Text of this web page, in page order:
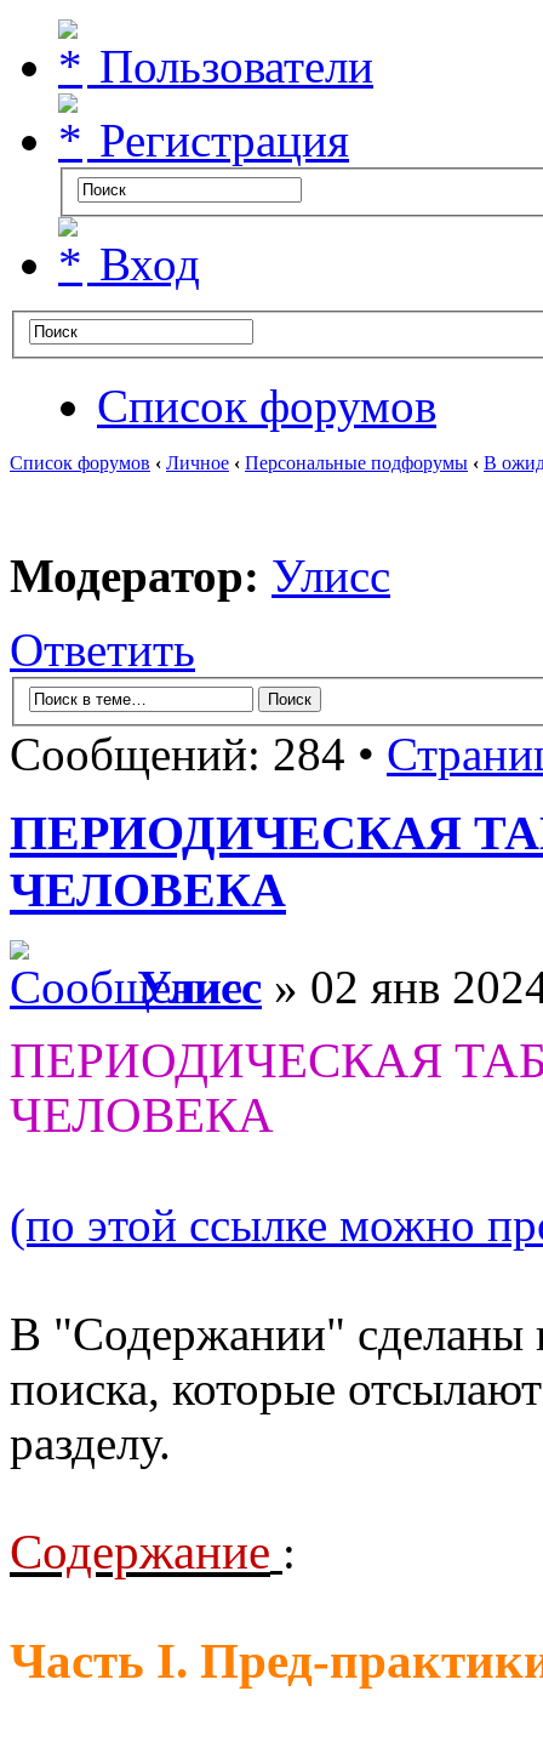
Пользователи
Регистрация
Вход
Список форумов
Список форумов ‹ Личное ‹ Персональные подфорумы ‹ В
Модератор: Улисс
Ответить
Сообщений: 284 •
ПЕРИОДИЧЕСКАЯ
ЧЕЛОВЕКА
Улисс » 02 янв
ПЕРИОДИЧЕСКАЯ
ЧЕЛОВЕКА
(по этой ссылке можно
В "Содержании" сделаны
поиска, которые
разделу.
Содержание :
Часть I. Пред-